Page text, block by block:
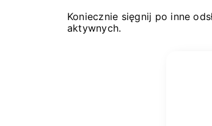
Koniecznie sięgnij po inne
aktywnych.